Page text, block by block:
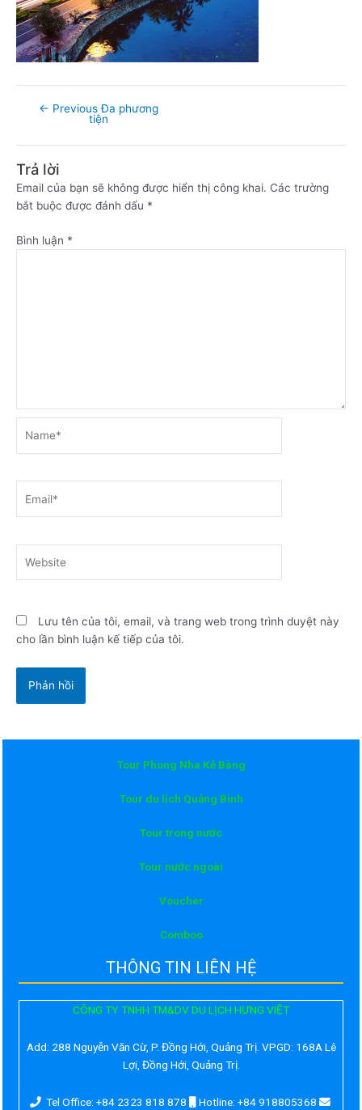
← Previous Đa phương
tiện
Trả lời
Email của bạn sẽ không được hiển thị công khai. Các trường
bắt buộc được đánh dấu *
Bình luận *
Lưu tên của tôi, email, và trang web trong trình duyệt này
cho lần bình luận kế tiếp của tôi.
Tour Phong Nha Kẻ Bàng
Tour du lịch Quảng Bình
Tour trong nước
Tour nước ngoài
Voucher
Comboo
THÔNG TIN LIÊN HỆ
CÔNG TY TNHH TM&DV DU LỊCH HƯNG VIỆT
Add: 288 Nguyễn Văn Cừ, P. Đồng Hới, Quảng Trị. VPGD: 168A Lê
Lợi, Đồng Hới, Quảng Trị.
Tel Office: +84 2323 818 878
Hotline: +84 918805368